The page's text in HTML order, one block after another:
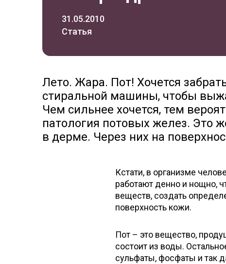
31.05.2010
Статья
Лето. Жара. Пот! Хочется
стиральной машины, чтобы
Чем сильнее хочется, тем
патология потовых желез. Это
в дерме. Через них на
Кстати, в организме
работают денно и нощно,
веществ, создать
поверхность кожи.
Пот – это вещество,
состоит из воды.
сульфаты, фосфаты и так